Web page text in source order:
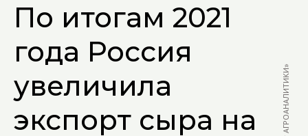
По итогам 2021
года Россия
увеличила
экспорт сыра на